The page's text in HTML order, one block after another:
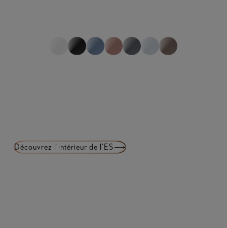
sur
Découvrez l’intérieur de l’ES